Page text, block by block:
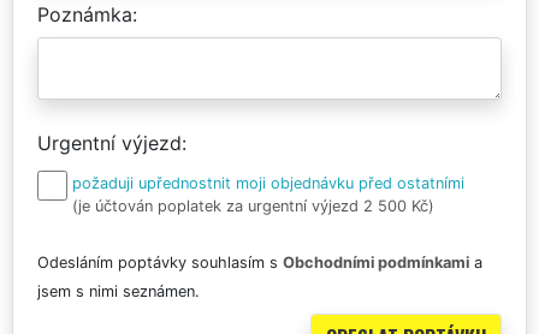
Poznámka
Urgentní výjezd
požaduji upřednostnit moji objednávku před ostatními
(je účtován poplatek za urgentní výjezd 2 500 Kč)
Odesláním poptávky souhlasím s Obchodními podmínkami a
jsem s nimi seznámen.